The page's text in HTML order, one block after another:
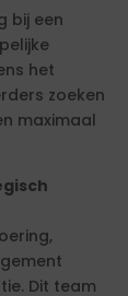
bij een
het
zoeken
maximaal
Dit team